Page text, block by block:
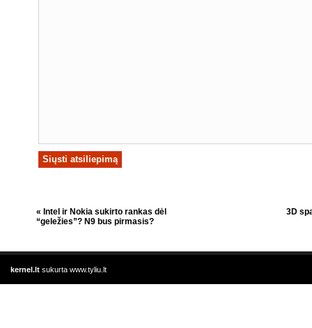
« Intel ir Nokia sukirto rankas dėl
“geležies”? N9 bus pirmasis?
3D
kernel.lt sukurta www.tyliu.lt